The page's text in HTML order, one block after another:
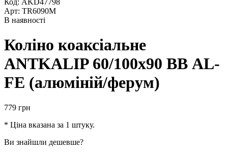
Код: AKD47798
Арт: TR6090M
В наявності
Коліно коаксіальне
ANTKALIP 60/100х90 ВВ AL-
FE (алюміній/ферум)
779 грн
* Ціна вказана за 1 штуку.
Ви знайшли дешевше?